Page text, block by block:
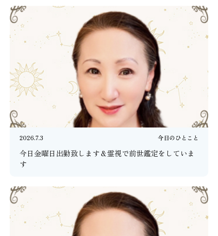
2026.7.3 今日のひとこと
今日金曜日出勤致します＆霊視で前世鑑定をしていま
す